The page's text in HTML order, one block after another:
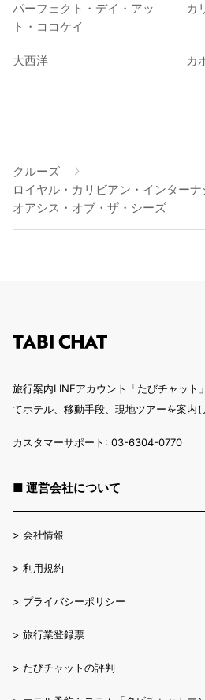
パーフェクト・デイ・アッ
ト・ココケイ
カ
大西洋 カ
クルーズ
ロイヤル・カリビアン・インター
オアシス・オブ・ザ・シーズ
旅行案内LINEアカウント「たびチャット
てホテル、移動手段、現地ツアーを案内し
カスタマーサポート: 03-6304-0770
■ 運営会社について
> 会社情報
> 利用規約
> プライバシーポリシー
> 旅行業登録票
> たびチャットの評判